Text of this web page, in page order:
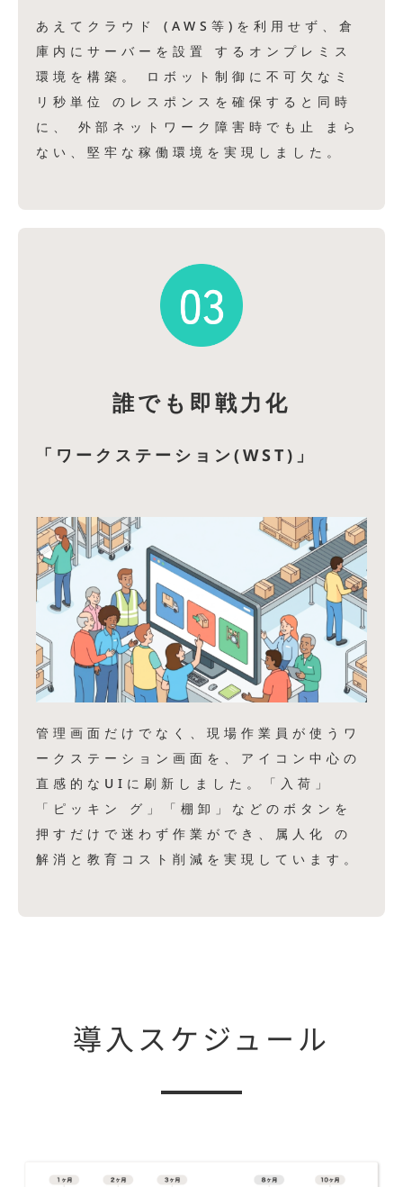
あえてクラウド (AWS等)を利用せず、倉
庫内にサーバーを設置 するオンプレミス
環境を構築。 ロボット制御に不可欠なミ
リ秒単位 のレスポンスを確保すると同時
に、 外部ネットワーク障害時でも止 まら
ない、堅牢な稼働環境を実現しました。
誰でも即戦力化
「ワークステーション(WST)」
管理画面だけでなく、現場作業員が使うワ
ークステーション画面を、アイコン中心の
直感的なUIに刷新しました。「入荷」
「ピッキン グ」「棚卸」などのボタンを
押すだけで迷わず作業ができ、属人化 の
解消と教育コスト削減を実現しています。
導入スケジュール